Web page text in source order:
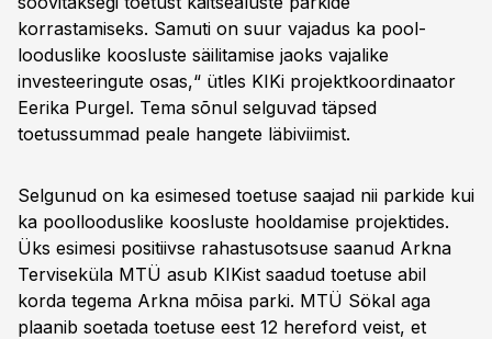
korrastamiseks. Samuti on suur vajadus ka pool-
looduslike koosluste säilitamise jaoks vajalike
investeeringute osas,“ ütles KIKi projektkoordinaator
Eerika Purgel. Tema sõnul selguvad täpsed
toetussummad peale hangete läbiviimist.
Selgunud on ka esimesed toetuse saajad nii parkide kui
ka poollooduslike koosluste hooldamise projektides.
Üks esimesi positiivse rahastusotsuse saanud Arkna
Terviseküla MTÜ asub KIKist saadud toetuse abil
korda tegema Arkna mõisa parki. MTÜ Sökal aga
plaanib soetada toetuse eest 12 hereford veist, et